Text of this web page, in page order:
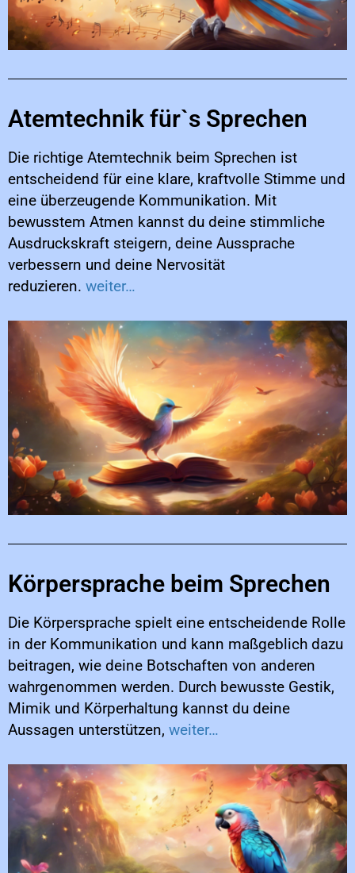
Atemtechnik für`s Sprechen
Die richtige Atemtechnik beim Sprechen ist
entscheidend für eine klare, kraftvolle Stimme und
eine überzeugende Kommunikation. Mit
bewusstem Atmen kannst du deine stimmliche
Ausdruckskraft steigern, deine Aussprache
verbessern und deine Nervosität
reduzieren. weiter…
Körpersprache beim Sprechen
Die Körpersprache spielt eine entscheidende Rolle
in der Kommunikation und kann maßgeblich dazu
beitragen, wie deine Botschaften von anderen
wahrgenommen werden. Durch bewusste Gestik,
Mimik und Körperhaltung kannst du deine
Aussagen unterstützen, weiter…